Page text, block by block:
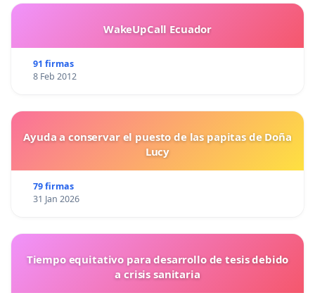
WakeUpCall Ecuador
91 firmas
8 Feb 2012
Ayuda a conservar el puesto de las papitas de Doña
Lucy
79 firmas
31 Jan 2026
Tiempo equitativo para desarrollo de tesis debido
a crisis sanitaria